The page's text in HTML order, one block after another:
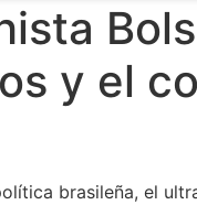
y el
brasileña, el